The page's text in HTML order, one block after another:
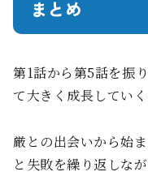
まとめ
第1話から第5話を振
て大きく成長してい
厳との出会いから始
と失敗を繰り返しな